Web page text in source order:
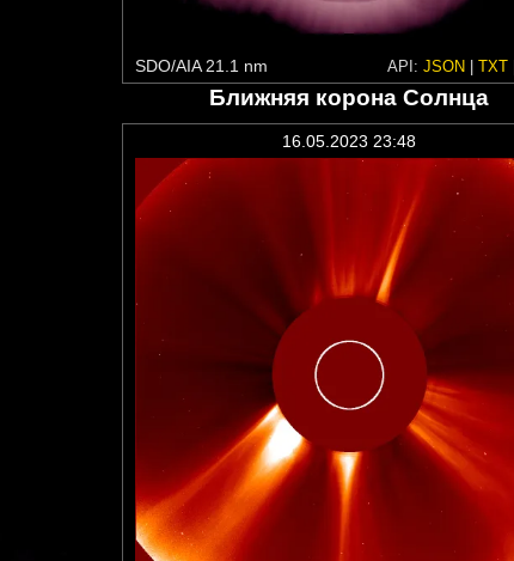
SDO/AIA 21.1 nm API: JSON TXT|
Ближняя корона Солнца
16.05.2023 23:48